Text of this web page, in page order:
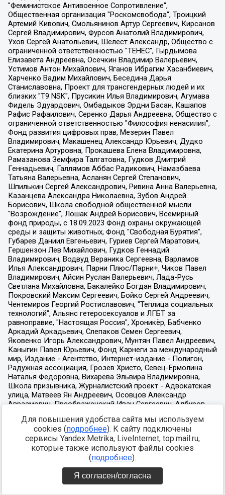
Для повышения удобства сайта мы используем
cookies (подробнее). К сайту подключены
сервисы Yandex.Metrika, LiveInternet, top.mail.ru,
которые также используют файлы cookies
(подробнее).
Я согласен/согласна